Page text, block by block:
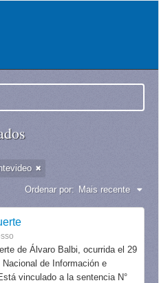
Ordenar por: Mais recente
de Álvaro Balbi, ocurrida el 29
de Información e
vinculado a la sentencia N°